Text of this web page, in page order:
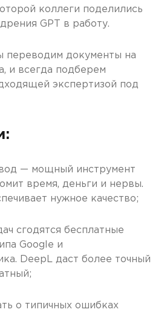
коллеги поделились
GPT в работу.
переводим документы на
и всегда подберем
экспертизой под
— мощный инструмент
время, деньги и нервы.
нужное качество;
сгодятся бесплатные
Google и
DeepL даст более точный
о типичных ошибках